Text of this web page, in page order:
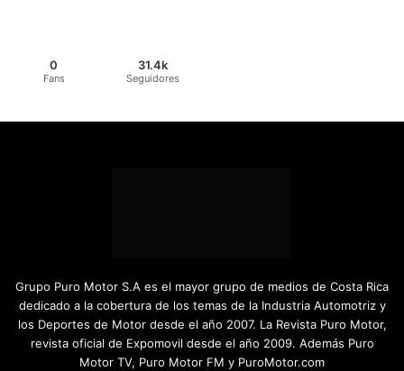
0
Fans
31.4k
Seguidores
Grupo Puro Motor S.A es el mayor grupo de medios de Costa Rica
dedicado a la cobertura de los temas de la Industria Automotriz y
los Deportes de Motor desde el año 2007. La Revista Puro Motor,
revista oficial de Expomovil desde el año 2009. Además Puro
Motor TV, Puro Motor FM y PuroMotor.com